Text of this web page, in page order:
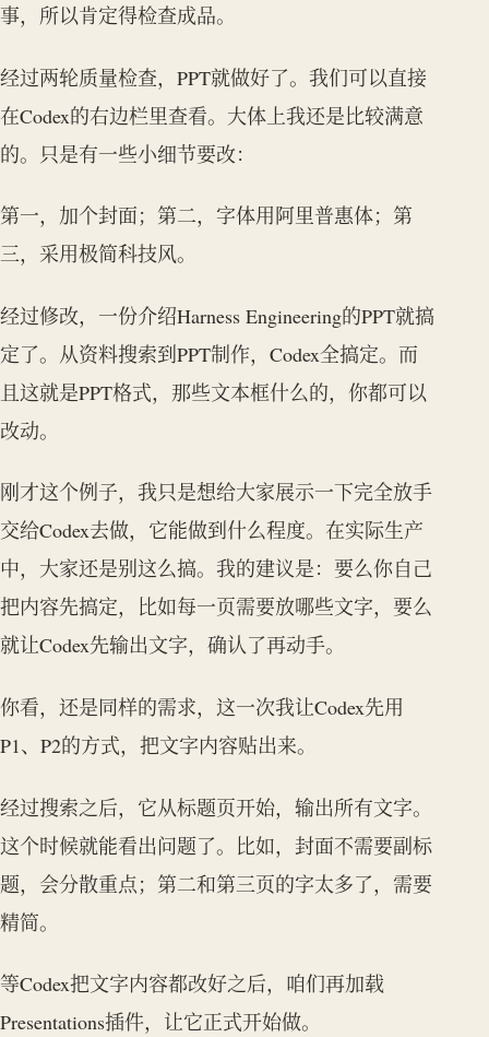
事，所以肯定得检查成品。
经过两轮质量检查，PPT就做好了。我们可以直接
在Codex的右边栏里查看。大体上我还是比较满意
的。只是有一些小细节要改：
第一，加个封面；第二，字体用阿里普惠体；第
三，采用极简科技风。
经过修改，一份介绍Harness Engineering的PPT就搞
定了。从资料搜索到PPT制作，Codex全搞定。而
且这就是PPT格式，那些文本框什么的，你都可以
改动。
刚才这个例子，我只是想给大家展示一下完全放手
交给Codex去做，它能做到什么程度。在实际生产
中，大家还是别这么搞。我的建议是：要么你自己
把内容先搞定，比如每一页需要放哪些文字，要么
就让Codex先输出文字，确认了再动手。
你看，还是同样的需求，这一次我让Codex先用
P1、P2的方式，把文字内容贴出来。
经过搜索之后，它从标题页开始，输出所有文字。
这个时候就能看出问题了。比如，封面不需要副标
题，会分散重点；第二和第三页的字太多了，需要
精简。
等Codex把文字内容都改好之后，咱们再加载
Presentations插件，让它正式开始做。